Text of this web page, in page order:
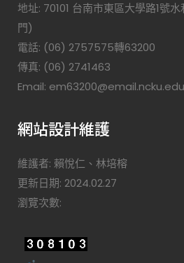
地址: 70101 台南市東區大學路1號
門)
電話: (06) 2757575轉63200
傳真: (06) 2741463
Email:
網站設計維護
維護者: 賴悅仁、林培榕
更新日期: 2024.02.27
瀏覽次數: